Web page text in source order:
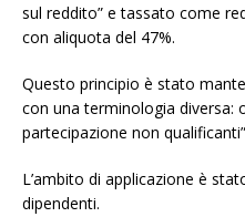
sul reddito” e tassato come
con aliquota del 47%.
Questo principio è stato
con una terminologia diversa:
partecipazione non
L’ambito di applicazione è
dipendenti.